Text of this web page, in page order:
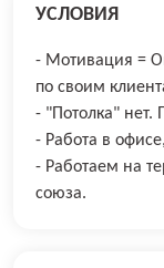
УСЛОВИЯ
- Мотивация =
по своим
- "Потолка" нет.
- Работа в
- Работаем на
союза.